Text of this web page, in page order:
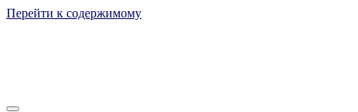
Перейти к содержимому